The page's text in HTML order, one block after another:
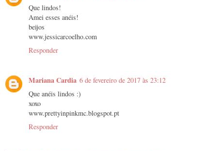
Que lindos!
Amei esses anéis!
beijos
www.jessicarcoelho.com
Responder
Mariana Cardia 6 de fevereiro de 2017 às 23:12
Que anéis lindos :)
xoxo
www.prettyinpinkmc.blogspot.pt
Responder